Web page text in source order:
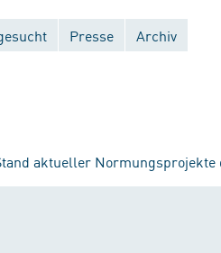
Presse Archiv
aktueller Normungsprojekte